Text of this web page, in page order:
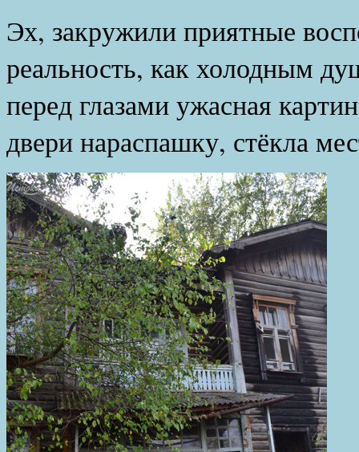
Эх, закружили приятные
реальность, как холодным
перед глазами ужасная
двери нараспашку, стёкла